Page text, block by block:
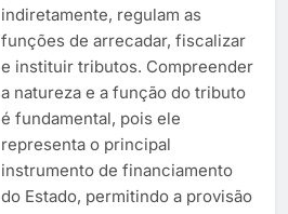
indiretamente, regulam as
funções de arrecadar, fiscalizar
e instituir tributos. Compreender
a natureza e a função do tributo
é fundamental, pois ele
representa o principal
instrumento de financiamento
do Estado, permitindo a provisão